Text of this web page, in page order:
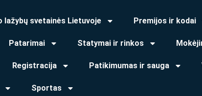
lažybų svetainės Lietuvoje Premijos ir kodai
Patarimai Statymai ir rinkos
Registracija Patikimumas ir sauga
Sportas